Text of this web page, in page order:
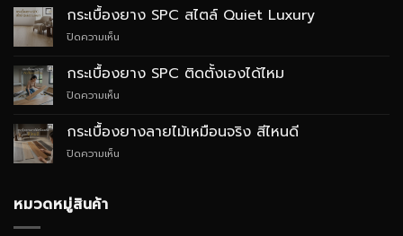
ยาง
SPC
ต่าง
กระเบื้องยาง SPC สไตล์ Quiet Luxury
ปิดความเห็น
ยาง
SPC
Luxury
กระเบื้องยาง SPC ติดตั้งเองได้ไหม
ปิดความเห็น
ยาง
SPC
กระเบื้องยางลายไม้เหมือนจริง สีไหนดี
ปิดความเห็น
หมวดหมู่สินค้า